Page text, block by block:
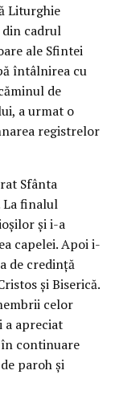
Liturghie
cadrul
ale Sfintei
întâlnirea cu
de
a urmat o
registrelor
Sfânta
La finalul
și i-a
capelei. Apoi i-
de credință
și Biserică.
celor
a apreciat
continuare
paroh și